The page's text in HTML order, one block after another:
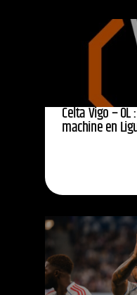
Celta Vigo –
machine en